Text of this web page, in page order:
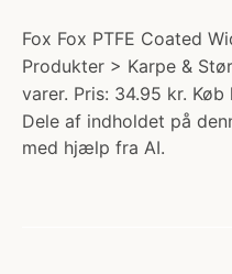
Fox Fox PTFE Coated
Produkter > Karpe &
varer. Pris: 34.95 kr. Køb
Dele af indholdet på
med hjælp fra AI.